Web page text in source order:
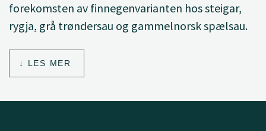
forekomsten av finnegenvarianten hos steigar,
rygja, grå trøndersau og gammelnorsk spælsau.
LES MER